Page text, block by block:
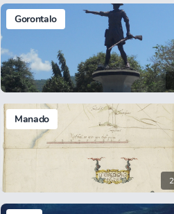
Gorontalo
Manado